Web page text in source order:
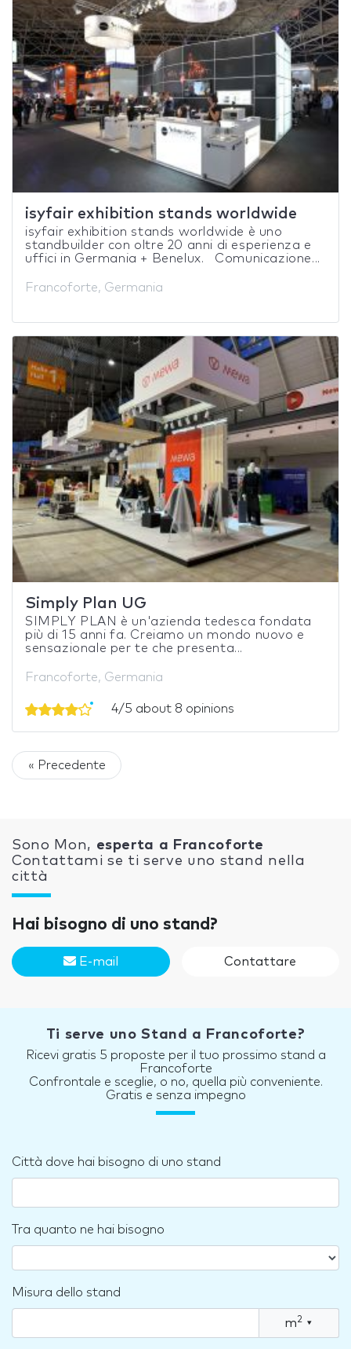
isyfair exhibition stands worldwide
isyfair exhibition stands worldwide è uno
standbuilder con oltre 20 anni di esperienza e
uffici in Germania + Benelux. Comunicazione...
Francoforte, Germania
Simply Plan UG
SIMPLY PLAN è un'azienda tedesca fondata
più di 15 anni fa. Creiamo un mondo nuovo e
sensazionale per te che presenta...
Francoforte, Germania
4/5 about 8 opinions
« Precedente
Sono Mon, esperta a Francoforte
Contattami se ti serve uno stand nella
città
Hai bisogno di uno stand?
E-mail Contattare
Ti serve uno Stand a Francoforte?
Ricevi gratis 5 proposte per il tuo prossimo stand a
Francoforte
Confrontale e sceglie, o no, quella più conveniente.
Gratis e senza impegno
Città dove hai bisogno di uno stand
Tra quanto ne hai bisogno
Misura dello stand
m2 ▾